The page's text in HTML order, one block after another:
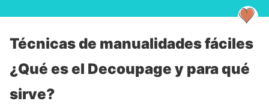
Técnicas de manualidades fáciles
¿Qué es el Decoupage y para qué
sirve?